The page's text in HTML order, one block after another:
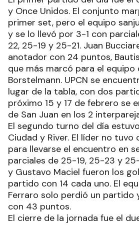
y Once Unidos. El conjunto
primer set, pero el equipo
y se lo llevó por 3-1 con
22, 25-19 y 25-21. Juan
anotador con 24 puntos,
que más marcó para el equipo
Borstelmann. UPCN se
lugar de la tabla, con dos
próximo 15 y 17 de febrero se
de San Juan en los 2
El segundo turno del día
Ciudad y River. El líder no tuvo
para llevarse el encuentro en
parciales de 25-19, 25-23 y
y Gustavo Maciel fueron los
partido con 14 cada uno. El
Ferraro solo perdió un partido
con 43 puntos.
El cierre de la jornada fue el